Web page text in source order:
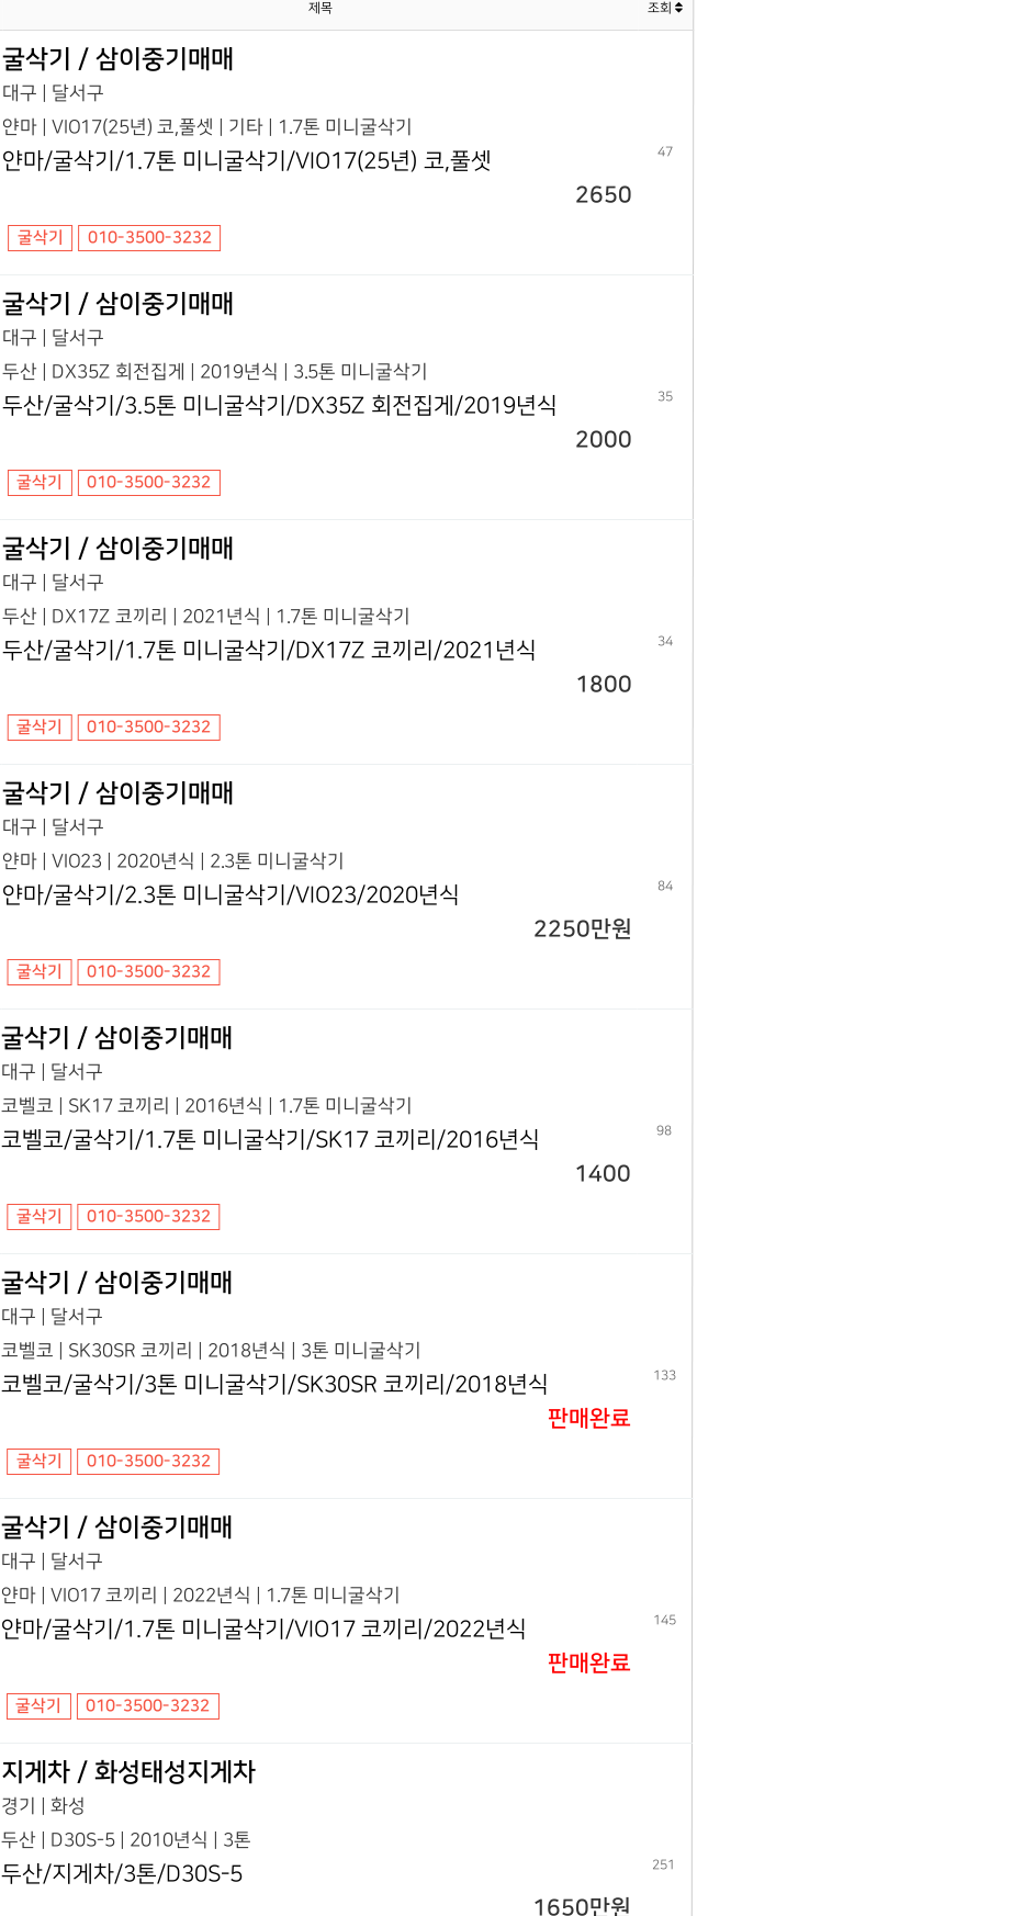
제목 조회
굴삭기 / 삼이중기매매
대구 | 달서구
얀마 | VIO17(25년) 코,풀셋 | 기타 | 1.7톤 미니굴삭기
얀마/굴삭기/1.7톤 미니굴삭기/VIO17(25년) 코,풀셋
2650
굴삭기 010-3500-3232
47
굴삭기 / 삼이중기매매
대구 | 달서구
두산 | DX35Z 회전집게 | 2019년식 | 3.5톤 미니굴삭기
두산/굴삭기/3.5톤 미니굴삭기/DX35Z 회전집게/2019년식
2000
굴삭기 010-3500-3232
35
굴삭기 / 삼이중기매매
대구 | 달서구
두산 | DX17Z 코끼리 | 2021년식 | 1.7톤 미니굴삭기
두산/굴삭기/1.7톤 미니굴삭기/DX17Z 코끼리/2021년식
1800
굴삭기 010-3500-3232
34
굴삭기 / 삼이중기매매
대구 | 달서구
얀마 | VIO23 | 2020년식 | 2.3톤 미니굴삭기
얀마/굴삭기/2.3톤 미니굴삭기/VIO23/2020년식
2250만원
굴삭기 010-3500-3232
84
굴삭기 / 삼이중기매매
대구 | 달서구
코벨코 | SK17 코끼리 | 2016년식 | 1.7톤 미니굴삭기
코벨코/굴삭기/1.7톤 미니굴삭기/SK17 코끼리/2016년식
1400
굴삭기 010-3500-3232
98
굴삭기 / 삼이중기매매
대구 | 달서구
코벨코 | SK30SR 코끼리 | 2018년식 | 3톤 미니굴삭기
코벨코/굴삭기/3톤 미니굴삭기/SK30SR 코끼리/2018년식
판매완료
굴삭기 010-3500-3232
133
굴삭기 / 삼이중기매매
대구 | 달서구
얀마 | VIO17 코끼리 | 2022년식 | 1.7톤 미니굴삭기
얀마/굴삭기/1.7톤 미니굴삭기/VIO17 코끼리/2022년식
판매완료
굴삭기 010-3500-3232
145
지게차 / 화성태성지게차
경기 | 화성
두산 | D30S-5 | 2010년식 | 3톤
두산/지게차/3톤/D30S-5
1650만원
251